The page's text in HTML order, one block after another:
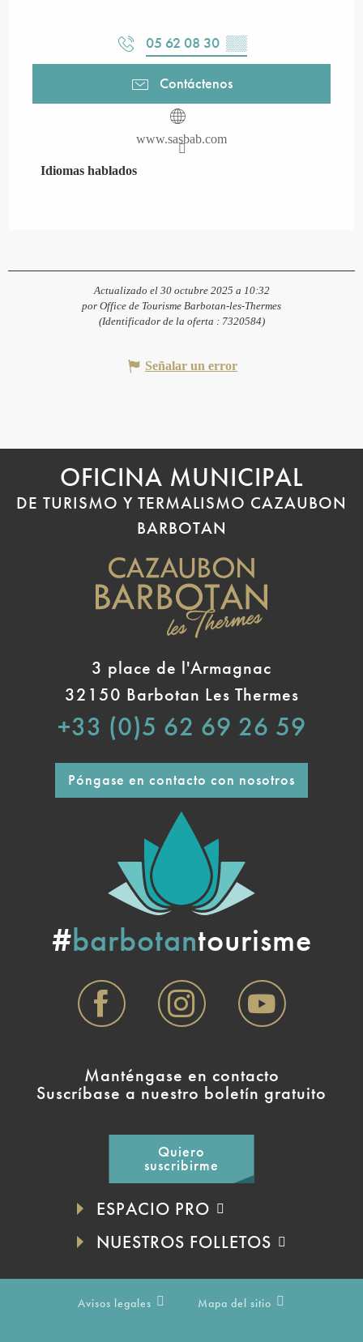
05 62 08 30 ▒▒
Contáctenos
www.sasbab.com
Idiomas hablados
Idiomas hablados
Actualizado el 30 octubre 2025 a 10:32
por Office de Tourisme Barbotan-les-Thermes
(Identificador de la oferta : 7320584)
Señalar un error
OFICINA MUNICIPAL
DE TURISMO Y TERMALISMO CAZAUBON
BARBOTAN
3 place de l'Armagnac
32150 Barbotan Les Thermes
+33 (0)5 62 69 26 59
Póngase en contacto con nosotros
#barbotantourisme
Manténgase en contacto
Suscríbase a nuestro boletín gratuito
Quiero
suscribirme
ESPACIO PRO
NUESTROS FOLLETOS
Avisos legales Mapa del sitio